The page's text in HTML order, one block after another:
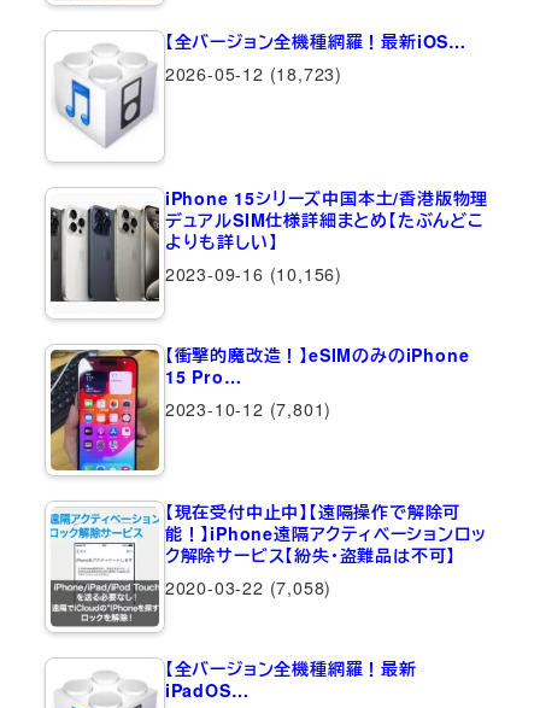
【全バージョン全機種網羅！最新iOS…
2026-05-12 (18,723)
iPhone 15シリーズ中国本土/香港版物理
デュアルSIM仕様詳細まとめ【たぶんどこ
よりも詳しい】
2023-09-16 (10,156)
【衝撃的魔改造！】eSIMのみのiPhone
15 Pro…
2023-10-12 (7,801)
【現在受付中止中】【遠隔操作で解除可
能！】iPhone遠隔アクティベーションロッ
ク解除サービス【紛失・盗難品は不可】
2020-03-22 (7,058)
【全バージョン全機種網羅！最新
iPadOS…